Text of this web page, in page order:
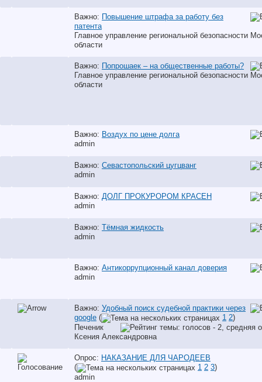
Важно: Повышение штрафа за работу без
патента
Главное управление региональной безопасности
области
Важно: Попрошаек – на общественные работы?
Главное управление региональной безопасности
области
Важно: Воздух по цене долга
аdmin
Важно: Севастопольский цугцванг
аdmin
Важно: ДОЛГ ПРОКУРОРОМ КРАСЕН
аdmin
Важно: Тёмная жидкость
аdmin
Важно: Антикоррупционный канал доверия
аdmin
Важно: Удобный поиск судебной практики через
google ( 1 2)
Печеник
Ксения Александровна
Опрос: НАКАЗАНИЕ ДЛЯ ЧАРОДЕЕВ
(
1 2 3)
аdmin